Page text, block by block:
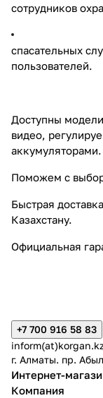
сотрудников
спасательных
пользователей.
Доступны
видео,
аккумуляторами.
Поможем с
Быстрая
Казахстану.
Официальная
+7 700 916 58 83
г. Алматы. пр.
Интернет-
Компания